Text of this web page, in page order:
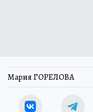
Мария ГОРЕЛОВА